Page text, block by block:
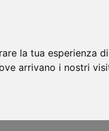
la tua esperienza
arrivano i nostri